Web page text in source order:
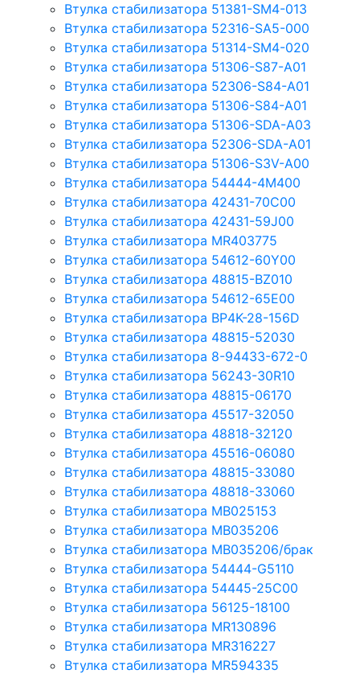
Втулка стабилизатора 51381-SM4-013
Втулка стабилизатора 52316-SA5-000
Втулка стабилизатора 51314-SM4-020
Втулка стабилизатора 51306-S87-A01
Втулка стабилизатора 52306-S84-A01
Втулка стабилизатора 51306-S84-A01
Втулка стабилизатора 51306-SDA-A03
Втулка стабилизатора 52306-SDA-A01
Втулка стабилизатора 51306-S3V-A00
Втулка стабилизатора 54444-4M400
Втулка стабилизатора 42431-70С00
Втулка стабилизатора 42431-59J00
Втулка стабилизатора MR403775
Втулка стабилизатора 54612-60Y00
Втулка стабилизатора 48815-BZ010
Втулка стабилизатора 54612-65Е00
Втулка стабилизатора BP4K-28-156D
Втулка стабилизатора 48815-52030
Втулка стабилизатора 8-94433-672-0
Втулка стабилизатора 56243-30R10
Втулка стабилизатора 48815-06170
Втулка стабилизатора 45517-32050
Втулка стабилизатора 48818-32120
Втулка стабилизатора 45516-06080
Втулка стабилизатора 48815-33080
Втулка стабилизатора 48818-33060
Втулка стабилизатора MB025153
Втулка стабилизатора MB035206
Втулка стабилизатора MB035206/брак
Втулка стабилизатора 54444-G5110
Втулка стабилизатора 54445-25C00
Втулка стабилизатора 56125-18100
Втулка стабилизатора MR130896
Втулка стабилизатора MR316227
Втулка стабилизатора MR594335